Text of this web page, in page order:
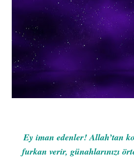
Ey iman edenler! Allah’tan
furkan verir, günahlarınızı